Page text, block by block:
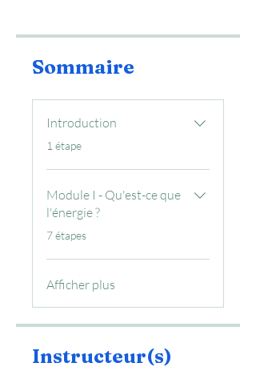
Sommaire
Introduction
.1 étape
Module I - Qu'est-ce que
l'énergie ?
.7 étapes
Afficher plus
Instructeur(s)